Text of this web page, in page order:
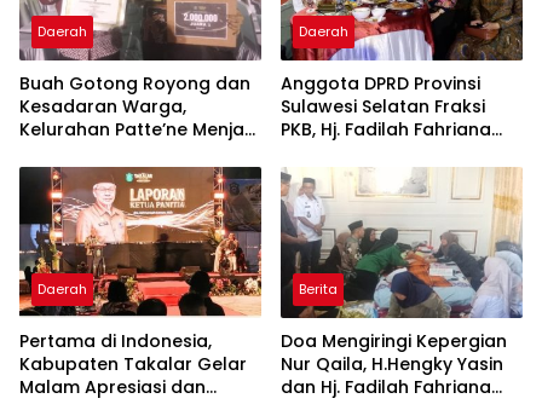
Daerah
Buah Gotong Royong dan
Kesadaran Warga,
Kelurahan Patte’ne Menjadi
2026
Daerah
Anggota DPRD Provinsi
Sulawesi Selatan Fraksi
PKB, Hj. Fadilah Fahriana
Takalar Menyalakan
Lentera Pengabdian
Melalui Malam Apresiasi
dan Inovasi Award 2026
Daerah
Pertama di Indonesia,
Kabupaten Takalar Gelar
Malam Apresiasi dan
Berita
Doa Mengiringi Kepergian
Nur Qaila, H.Hengky Yasin
dan Hj. Fadilah Fahriana